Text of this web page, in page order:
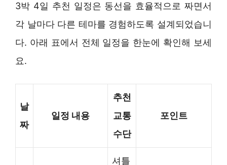
3박 4일 추천 일정은 동선을 효율적으로 짜면서
각 날마다 다른 테마를 경험하도록 설계되었습니
다. 아래 표에서 전체 일정을 한눈에 확인해 보세
요.
날
짜
일정 내용
추천
교통
수단
포인트
셔틀